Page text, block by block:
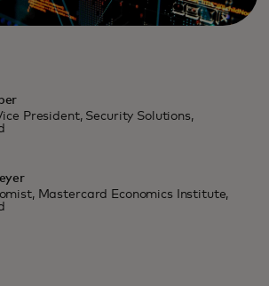
President, Security Solutions,
Mastercard Economics Institute,